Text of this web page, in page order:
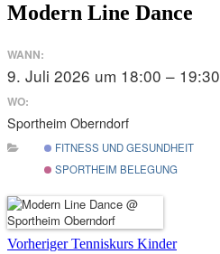
Modern Line Dance
WANN:
9. Juli 2026 um 18:00 – 19:30
WO:
Sportheim Oberndorf
FITNESS UND GESUNDHEIT
SPORTHEIM BELEGUNG
Beitragsnavigation
Vorheriger Vorheriger
Tenniskurs Kinder